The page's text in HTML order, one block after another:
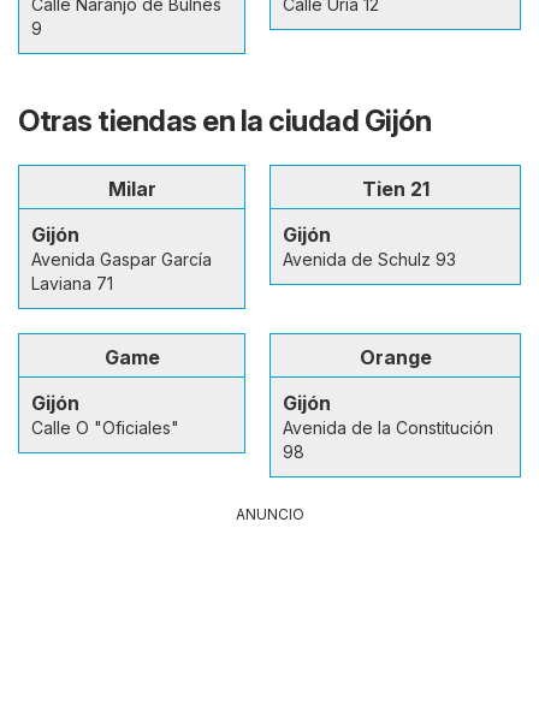
Calle Naranjo de Bulnes
9
Calle Uría 12
Otras tiendas en la ciudad Gijón
Milar
Gijón
Avenida Gaspar García
Laviana 71
Tien 21
Gijón
Avenida de Schulz 93
Game
Gijón
Calle O "Oficiales"
Orange
Gijón
Avenida de la Constitución
98
ANUNCIO